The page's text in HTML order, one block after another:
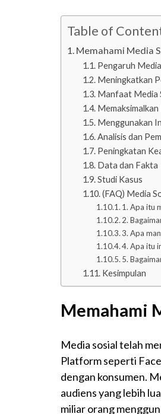
Table of
Memahami Media
Pengaruh
Meningkatkan
Manfaat Media
Menggunakan
Analisis dan
Peningkatan
Data dan Fakta
Studi Kasus
(FAQ) Media
1. Apa itu
2.
3. Apa
4. Apa itu
5.
Kesimpulan
Memahami
Media sosial telah
Platform seperti
dengan konsumen.
audiens yang lebih
miliar orang